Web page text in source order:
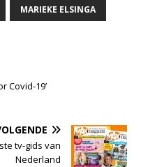
MARIEKE ELSINGA
Covid-19’
tv-gids van
Nederland